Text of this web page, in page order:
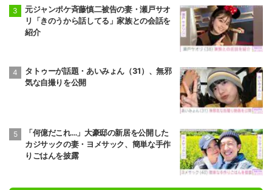
元ジャンポケ斉藤慎二被告の妻・瀬戸サオ
リ「きのうから話してる」家族との会話を
紹介
タトゥーが話題・あいみょん（31）、無邪
気な自撮りを公開
「何億だこれ…」大豪邸の新居を公開した
カジサックの妻・ヨメサック、簡単な手作
りごはんを披露